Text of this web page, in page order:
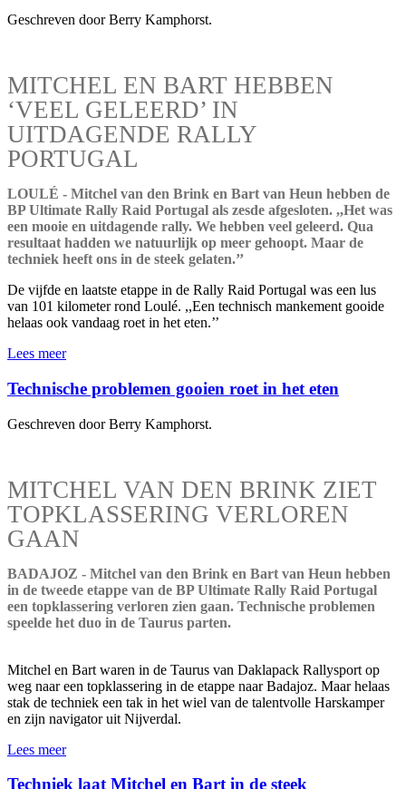
Geschreven door Berry Kamphorst.
MITCHEL EN BART HEBBEN
‘VEEL GELEERD’ IN
UITDAGENDE RALLY
PORTUGAL
LOULÉ - Mitchel van den Brink en Bart van Heun hebben de
BP Ultimate Rally Raid Portugal als zesde afgesloten. ,,Het was
een mooie en uitdagende rally. We hebben veel geleerd. Qua
resultaat hadden we natuurlijk op meer gehoopt. Maar de
techniek heeft ons in de steek gelaten.’’
De vijfde en laatste etappe in de Rally Raid Portugal was een lus
van 101 kilometer rond Loulé. ,,Een technisch mankement gooide
helaas ook vandaag roet in het eten.’’
Lees meer
Technische problemen gooien roet in het eten
Geschreven door Berry Kamphorst.
MITCHEL VAN DEN BRINK ZIET
TOPKLASSERING VERLOREN
GAAN
BADAJOZ - Mitchel van den Brink en Bart van Heun hebben
in de tweede etappe van de BP Ultimate Rally Raid Portugal
een topklassering verloren zien gaan. Technische problemen
speelde het duo in de Taurus parten.
Mitchel en Bart waren in de Taurus van Daklapack Rallysport op
weg naar een topklassering in de etappe naar Badajoz. Maar helaas
stak de techniek een tak in het wiel van de talentvolle Harskamper
en zijn navigator uit Nijverdal.
Lees meer
Techniek laat Mitchel en Bart in de steek